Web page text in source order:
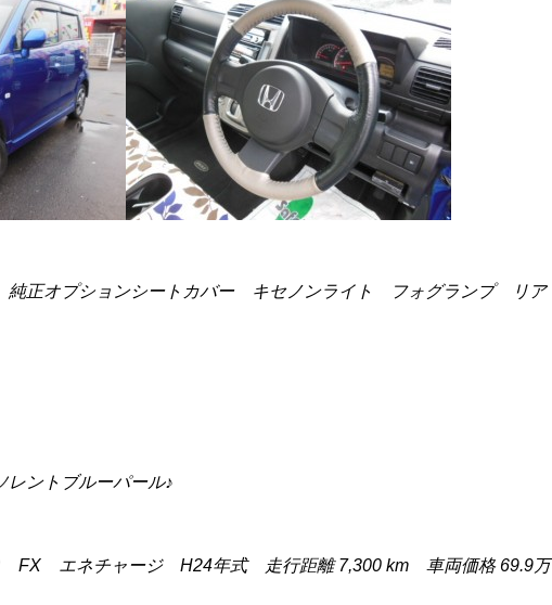
純正オプションシートカバー キセノンライト フォグランプ リア
レントブルーパール♪
FX エネチャージ H24年式 走行距離 7,300 km 車両価格 69.9万